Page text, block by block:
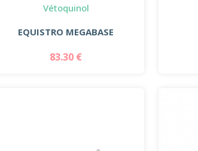
Vétoquinol
EQUISTRO MEGABASE
83.30 €